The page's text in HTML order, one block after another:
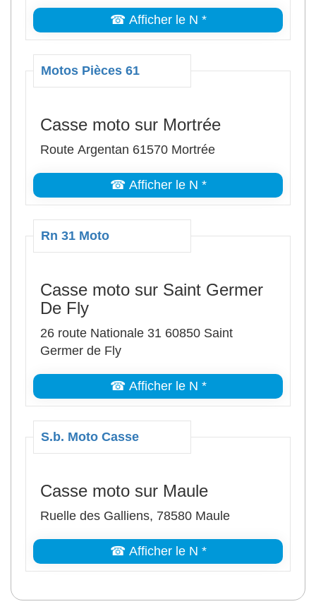
☎ Afficher le N *
Motos Pièces 61
Casse moto sur Mortrée
Route Argentan 61570 Mortrée
☎ Afficher le N *
Rn 31 Moto
Casse moto sur Saint Germer
De Fly
26 route Nationale 31 60850 Saint
Germer de Fly
☎ Afficher le N *
S.b. Moto Casse
Casse moto sur Maule
Ruelle des Galliens, 78580 Maule
☎ Afficher le N *